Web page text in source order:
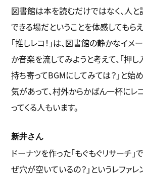
図書館は本を読むだけではなく、人と
できる場だということを体感してもら
「推しレコ！」は、図書館の静かなイメ
か音楽を流してみようと考えて、「押
持ち寄ってBGMにしてみては？」と始
気があって、村外からかばん一杯にレ
ってくる人もいます。
新井さん
ドーナツを作った「もぐもぐリサーチ」
ぜ穴が空いているの？」というレファレ